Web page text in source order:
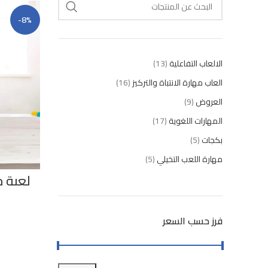
الالعاب التفاعلية 13
العاب مهارة الانتباة والتركيز 16
العروض 9
المهارات اللغوية 17
بكجات 5
مهارة اللعب التخيلي 5
فرز حسب السعر
-8%
لعبة